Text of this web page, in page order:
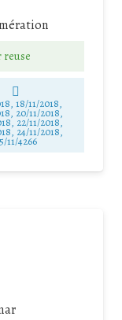
18/11/2018,
20/11/2018,
22/11/2018,
24/11/2018,
11/4266